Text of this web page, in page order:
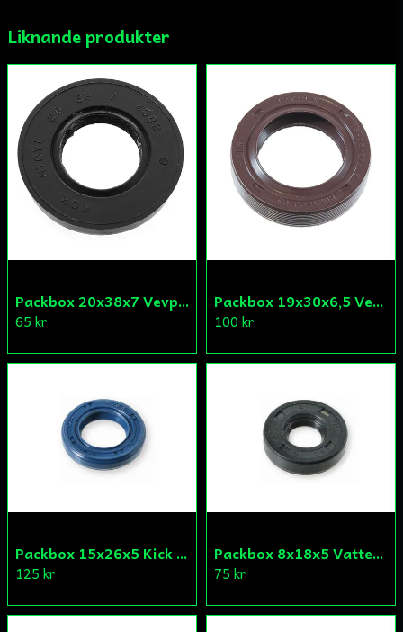
Ja, ni får publicera min fråga
Liknande produkter
Packbox 20x38x7 Vevparti Derbi (original)
65 kr
Packbox 19x30x6,5 Vevparti Vä Aprilia/Derbi/Gilera (original)
100 kr
Packbox 15x26x5 Kick Aprilia/Derbi/Gilera (original)
125 kr
Packbox 8x18x5 Vattenpump Aprilia/Derbi/Gilera (original)
75 kr